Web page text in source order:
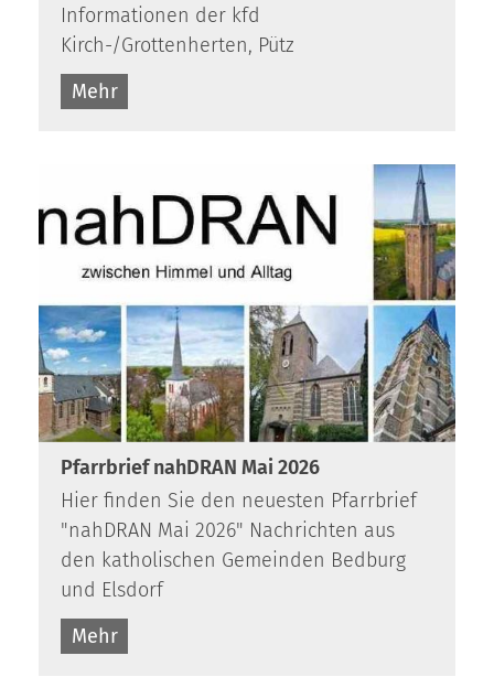
Informationen der kfd
Kirch-/Grottenherten, Pütz
Mehr
Pfarrbrief nahDRAN Mai 2026
Hier finden Sie den neuesten Pfarrbrief
"nahDRAN Mai 2026" Nachrichten aus
den katholischen Gemeinden Bedburg
und Elsdorf
Mehr